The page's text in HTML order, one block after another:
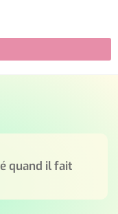
quand il fait